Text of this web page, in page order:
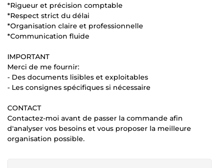
*Rigueur et précision comptable
*Respect strict du délai
*Organisation claire et professionnelle
*Communication fluide
IMPORTANT
Merci de me fournir:
- Des documents lisibles et exploitables
- Les consignes spécifiques si nécessaire
CONTACT
Contactez-moi avant de passer la commande afin
d'analyser vos besoins et vous proposer la meilleure
organisation possible.